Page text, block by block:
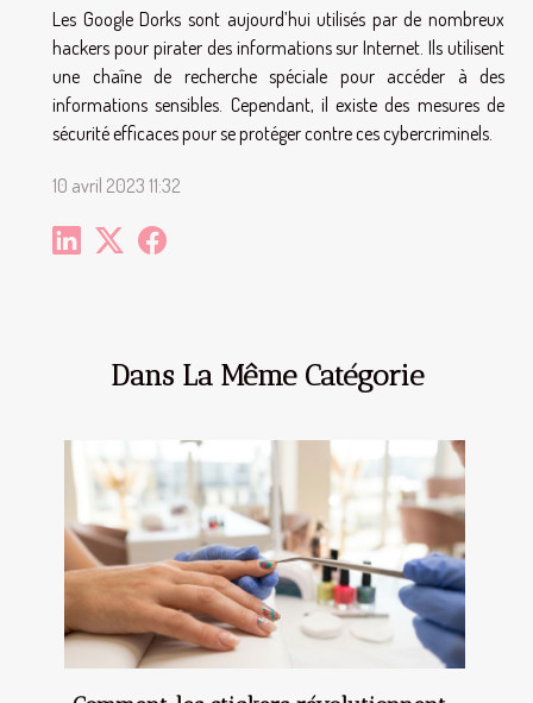
Dans La Même Catégorie
Les Google Dorks sont aujourd’hui utilisés par de nombreux
hackers pour pirater des informations sur Internet. Ils utilisent
une chaîne de recherche spéciale pour accéder à des
informations sensibles. Cependant, il existe des mesures de
sécurité efficaces pour se protéger contre ces cybercriminels.
10 avril 2023 11:32